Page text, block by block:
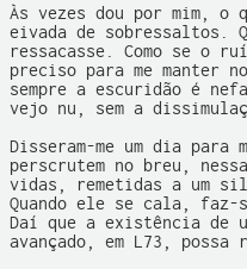
Às vezes dou por mim, o
eivada de sobressaltos.
ressacasse. Como se o
preciso para me manter
sempre a escuridão é
vejo nu, sem a
Disseram-me um dia para
perscrutem no breu,
vidas, remetidas a um
Quando ele se cala, faz-
Daí que a existência de
avançado, em L73,